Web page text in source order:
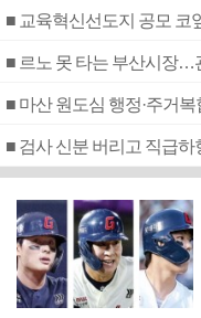
■ 교육혁신선도지 공모 코
■ 르노 못 타는 부산시장…
■ 마산 원도심 행정·주거